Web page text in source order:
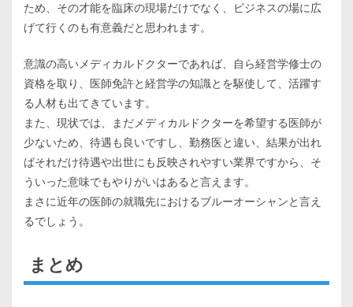
ため、その才能を臨床の現場だけでなく、ビジネスの場に広
げて行くのも有意義だと思われます。
意識の高いメディカルドクターであれば、自ら経営学修士の
資格を取り、医師免許と経営学の知識とを駆使して、活躍す
る人材も出てきています。
また、現状では、まだメディカルドクターを希望する医師が
少ないため、待遇も良いですし、勤務医と違い、結果が出れ
ばそれだけ待遇や出世にも反映されやすい業界ですから、そ
ういった意味でもやりがいはあると言えます。
まさに近年の医師の就職先におけるブルーオーシャンと言え
るでしょう。
まとめ